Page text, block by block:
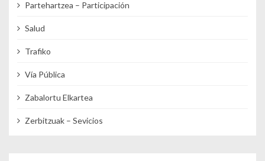
Partehartzea – Participación
Salud
Trafiko
Vía Pública
Zabalortu Elkartea
Zerbitzuak – Sevicios